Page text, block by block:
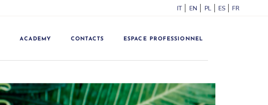
ITALIANOENGLISHPOLSKIESPAÑOL
ACADEMY CONTACTS ESPACE PROFESSIONNEL